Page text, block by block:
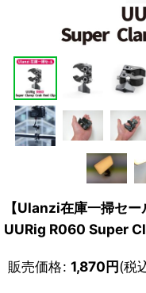
【Ulanzi在庫一掃セー
UURig R060 Super
販売価格: 1,870円(税